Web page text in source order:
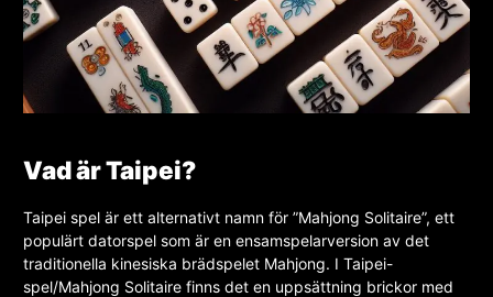
Vad är Taipei?
Taipei spel är ett alternativt namn för ”Mahjong Solitaire”, ett
populärt datorspel som är en ensamspelarversion av det
traditionella kinesiska brädspelet Mahjong. I Taipei-
spel/Mahjong Solitaire finns det en uppsättning brickor med